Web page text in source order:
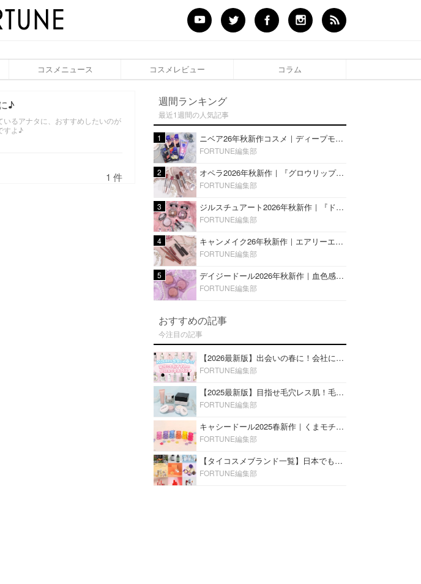
コスメニュース コスメレビュー コラム
♪
るアナタに、おすすめしたいのが
すよ♪
1 件
週間ランキング
最近1週間の人気記事
1 ニベア26年秋新作コスメ｜ディープモイスチャーリップの美容液タイプや2in1ボディクリームスクラブも
FORTUNE編集部
2 オペラ2026年秋新作｜『グロウリップティント』の新色・限定色はローズジャムカラー♡全4色をレビュー
FORTUNE編集部
3 ジルスチュアート2026年秋新作｜『ドレスドブルーム アイズ』新色や限定ハイライト・リップをレビュー
FORTUNE編集部
4 キャンメイク26年秋新作｜エアリーエクステンションライナー＆カールスナイパーマスカラ新色をレビュー
FORTUNE編集部
5 デイジードール2026年秋新作｜血色感が可愛い♡『パウダー ブラッシュ ブルーム』新3色をレビュー
FORTUNE編集部
おすすめの記事
今注目の記事
【2026最新版】出会いの春に！会社にもおすすめの好印象な香水14選♡ビジネスの場での香水マナーも
FORTUNE編集部
【2025最新版】目指せ毛穴レス肌！毛穴を埋めて隠す「おすすめ部分用下地＆プライマー」ランキング♡
FORTUNE編集部
キャシードール2025春新作｜くまモチーフのミニリップ「シャイニーベア リップモイスト」をレビュー♡
FORTUNE編集部
【タイコスメブランド一覧】日本でも人気沸騰中の“タイコスメ”ブランド20選！
FORTUNE編集部